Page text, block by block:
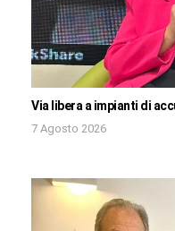
Via libera a impianti di
7 Agosto 2026